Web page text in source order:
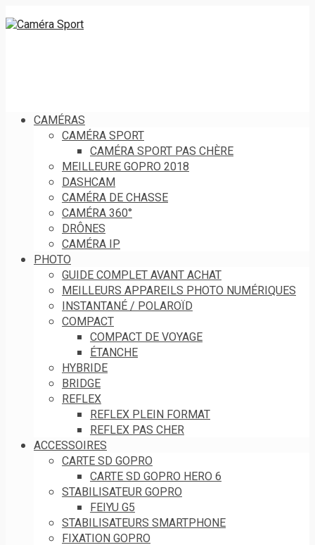
CAMÉRAS
CAMÉRA SPORT
CAMÉRA SPORT PAS CHÈRE
MEILLEURE GOPRO 2018
DASHCAM
CAMÉRA DE CHASSE
CAMÉRA 360°
DRÔNES
CAMÉRA IP
PHOTO
GUIDE COMPLET AVANT ACHAT
MEILLEURS APPAREILS PHOTO NUMÉRIQUES
INSTANTANÉ / POLAROÏD
COMPACT
COMPACT DE VOYAGE
ÉTANCHE
HYBRIDE
BRIDGE
REFLEX
REFLEX PLEIN FORMAT
REFLEX PAS CHER
ACCESSOIRES
CARTE SD GOPRO
CARTE SD GOPRO HERO 6
STABILISATEUR GOPRO
FEIYU G5
STABILISATEURS SMARTPHONE
FIXATION GOPRO